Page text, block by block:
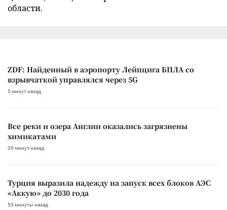
области.
ZDF: Найденный в аэропорту Лейпцига БПЛА со
взрывчаткой управлялся через 5G
5 минут назад
Все реки и озера Англии оказались загрязнены
химикатами
39 минут назад
Турция выразила надежду на запуск всех блоков АЭС
«Аккую» до 2030 года
53 минуты назад